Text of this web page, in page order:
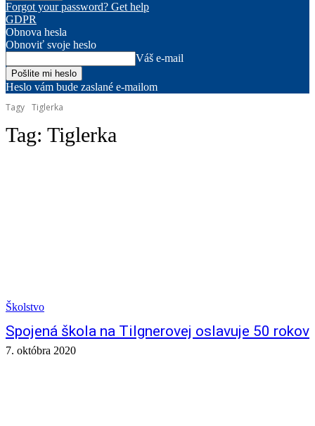
Forgot your password? Get help
GDPR
Obnova hesla
Obnoviť svoje heslo
Váš e-mail
Heslo vám bude zaslané e-mailom
Tagy Tiglerka
Tag: Tiglerka
Školstvo
Spojená škola na Tilgnerovej oslavuje 50 rokov
7. októbra 2020